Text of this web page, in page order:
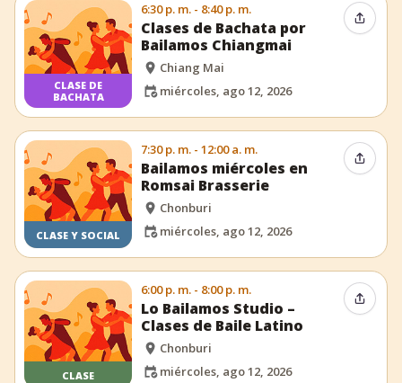
CLASE DE
BACHATA
6:30 p. m. - 8:40 p. m.
Clases de Bachata por
Bailamos Chiangmai
Chiang Mai
miércoles, ago 12, 2026
CLASE Y SOCIAL
7:30 p. m. - 12:00 a. m.
Bailamos miércoles en
Romsai Brasserie
Chonburi
miércoles, ago 12, 2026
CLASE
6:00 p. m. - 8:00 p. m.
Lo Bailamos Studio –
Clases de Baile Latino
Chonburi
miércoles, ago 12, 2026